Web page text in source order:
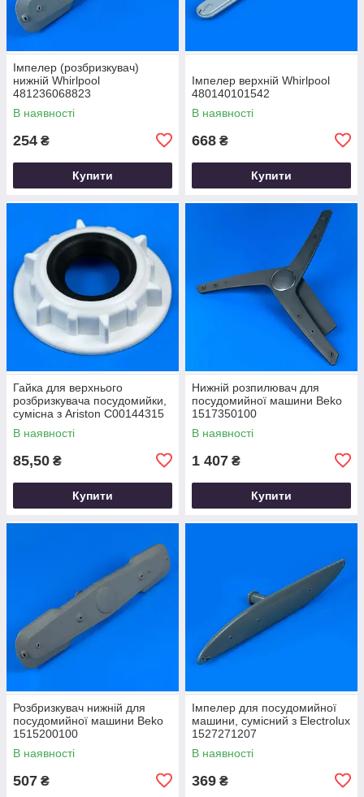
Імпелер (розбризкувач)
нижній Whirlpool
481236068823
В наявності
254 ₴
Купити
Імпелер верхній Whirlpool
480140101542
В наявності
668 ₴
Купити
Гайка для верхнього
розбризкувача посудомийки,
сумісна з Ariston C00144315
В наявності
85,50 ₴
Купити
Нижній розпилювач для
посудомийної машини Beko
1517350100
В наявності
1 407 ₴
Купити
Розбризкувач нижній для
посудомийної машини Beko
1515200100
В наявності
507 ₴
Імпелер для посудомийної
машини, сумісний з Electrolux
1527271207
В наявності
369 ₴